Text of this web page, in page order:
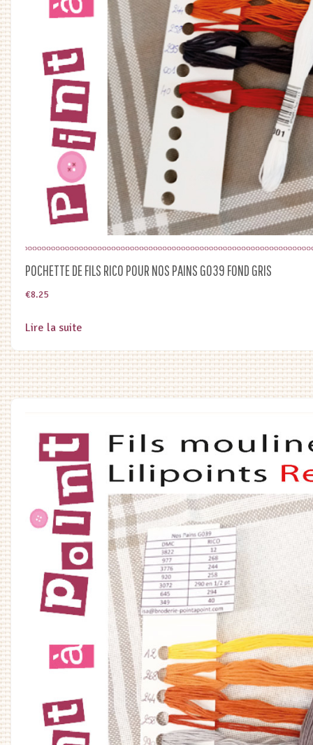
POCHETTE DE FILS RICO POUR NOS PAINS G039 FOND GRIS
€8.25
Lire la suite